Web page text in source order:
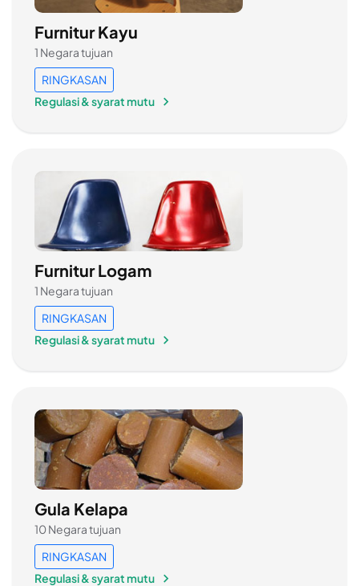
Furnitur Kayu
1 Negara tujuan
RINGKASAN
Regulasi & syarat mutu
Furnitur Logam
1 Negara tujuan
RINGKASAN
Regulasi & syarat mutu
Gula Kelapa
10 Negara tujuan
RINGKASAN
Regulasi & syarat mutu